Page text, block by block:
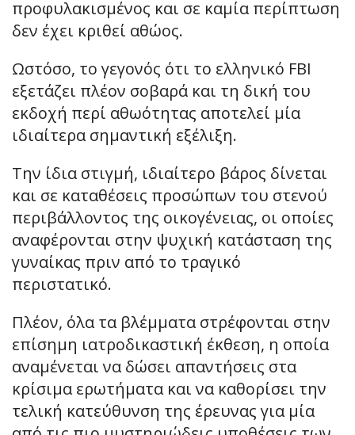
προφυλακισμένος και σε καμία περίπτωση
δεν έχει κριθεί αθώος.
Ωστόσο, το γεγονός ότι το ελληνικό FBI
εξετάζει πλέον σοβαρά και τη δική του
εκδοχή περί αθωότητας αποτελεί μία
ιδιαίτερα σημαντική εξέλιξη.
Την ίδια στιγμή, ιδιαίτερο βάρος δίνεται
και σε καταθέσεις προσώπων του στενού
περιβάλλοντος της οικογένειας, οι οποίες
αναφέρονται στην ψυχική κατάσταση της
γυναίκας πριν από το τραγικό
περιστατικό.
Πλέον, όλα τα βλέμματα στρέφονται στην
επίσημη ιατροδικαστική έκθεση, η οποία
αναμένεται να δώσει απαντήσεις στα
κρίσιμα ερωτήματα και να καθορίσει την
τελική κατεύθυνση της έρευνας για μία